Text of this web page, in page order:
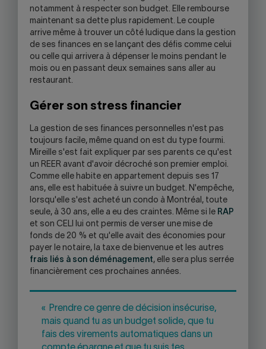
notamment à respecter son budget. Elle rembourse
maintenant sa dette plus rapidement. Le couple
arrive même à trouver un côté ludique dans la gestion
de ses finances en se lançant des défis comme celui
ou celle qui arrivera à dépenser le moins pendant le
mois ou en passant deux semaines sans aller au
restaurant.
Gérer son stress financier
La gestion de ses finances personnelles n'est pas
toujours facile, même quand on est du type fourmi.
Mireille s'est fait expliquer par ses parents ce qu'est
un REER avant d'avoir décroché son premier emploi.
Comme elle habite en appartement depuis ses 17
ans, elle est habituée à suivre un budget. N'empêche,
lorsqu'elle s'est acheté un condo à Montréal, toute
seule, à 30 ans, elle a eu des craintes. Même si le RAP
et son CELI lui ont permis de verser une mise de
fonds de 20 % et qu'elle avait des économies pour
payer le notaire, la taxe de bienvenue et les autres
frais liés à son déménagement, elle sera plus serrée
financièrement ces prochaines années.
« Prendre ce genre de décision insécurise,
mais quand tu as un budget solide, que tu
fais des virements automatiques dans un